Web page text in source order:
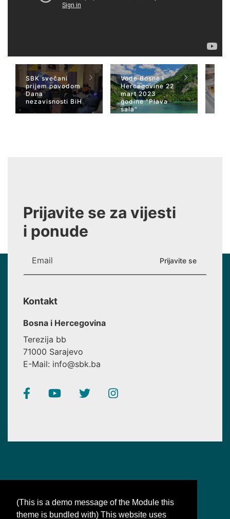
(This is a demo message of the Module this
theme is bundled with) This website uses
SBK svečani
prijem povodom
Dana
nezavisnosti BiH
Vode Bosne i
Hercegovine 22
mart 2023
godine "Plava
sala"
Prijavite se za vijesti
i ponude
Kontakt
Bosna i Hercegovina
Terezija bb
71000 Sarajevo
E-Mail: info@sbk.ba